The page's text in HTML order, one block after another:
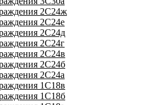
2С24ж
2С24е
2С24д
2С24г
2С24в
2С24б
2С24а
1С18в
1С18б